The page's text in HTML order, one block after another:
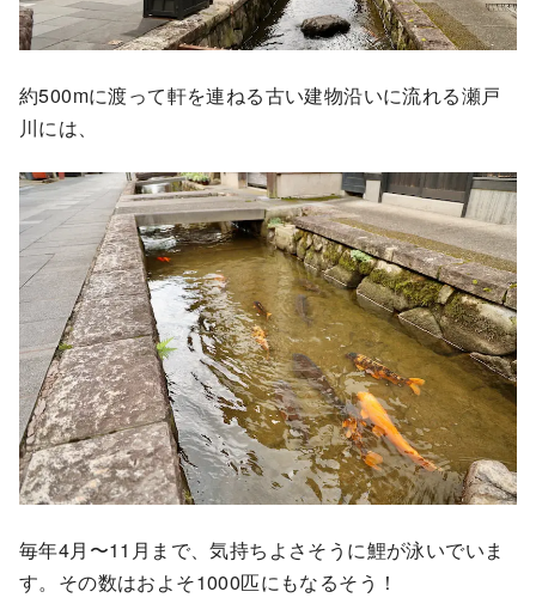
約500mに渡って軒を連ねる古い建物沿いに流れる瀬戸
川には、
毎年4月〜11月まで、気持ちよさそうに鯉が泳いでいま
す。その数はおよそ1000匹にもなるそう！